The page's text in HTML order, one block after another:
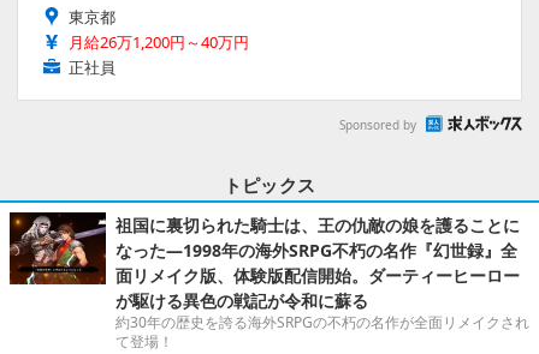
東京都
月給26万1,200円～40万円
正社員
Sponsored by
トピックス
祖国に裏切られた騎士は、王の仇敵の娘を護ることに
なった―1998年の海外SRPG不朽の名作『幻世録』全
面リメイク版、体験版配信開始。ダーティーヒーロー
が駆ける異色の戦記が令和に蘇る
約30年の歴史を誇る海外SRPGの不朽の名作が全面リメイクされ
て登場！